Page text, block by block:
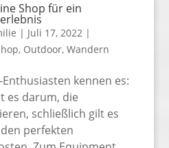
Shop für ein
| Juli 17, 2022|
, Outdoor, Wandern
kennen es:
es darum, die
schließlich gilt es
perfekten